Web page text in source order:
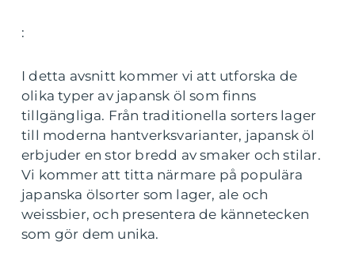
:
I detta avsnitt kommer vi att utforska de
olika typer av japansk öl som finns
tillgängliga. Från traditionella sorters lager
till moderna hantverksvarianter, japansk öl
erbjuder en stor bredd av smaker och stilar.
Vi kommer att titta närmare på populära
japanska ölsorter som lager, ale och
weissbier, och presentera de kännetecken
som gör dem unika.